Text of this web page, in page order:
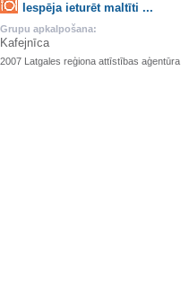
Iespēja ieturēt maltīti ...
Grupu apkalpošana:
Kafejnīca
2007 Latgales reģiona attīstības aģentūra